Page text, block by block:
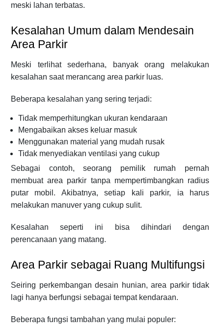
meski lahan terbatas.
Kesalahan Umum dalam Mendesain
Area Parkir
Meski terlihat sederhana, banyak orang melakukan
kesalahan saat merancang area parkir luas.
Beberapa kesalahan yang sering terjadi:
Tidak memperhitungkan ukuran kendaraan
Mengabaikan akses keluar masuk
Menggunakan material yang mudah rusak
Tidak menyediakan ventilasi yang cukup
Sebagai contoh, seorang pemilik rumah pernah
membuat area parkir tanpa mempertimbangkan radius
putar mobil. Akibatnya, setiap kali parkir, ia harus
melakukan manuver yang cukup sulit.
Kesalahan seperti ini bisa dihindari dengan
perencanaan yang matang.
Area Parkir sebagai Ruang Multifungsi
Seiring perkembangan desain hunian, area parkir tidak
lagi hanya berfungsi sebagai tempat kendaraan.
Beberapa fungsi tambahan yang mulai populer: